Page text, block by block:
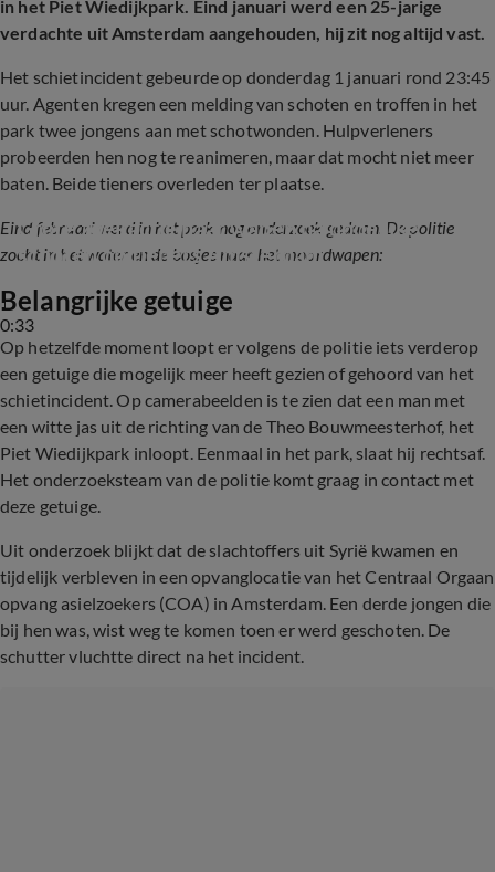
in het Piet Wiedijkpark. Eind januari werd een 25-jarige
verdachte uit Amsterdam aangehouden, hij zit nog altijd vast.
Het schietincident gebeurde op donderdag 1 januari rond 23:45
uur. Agenten kregen een melding van schoten en troffen in het
park twee jongens aan met schotwonden. Hulpverleners
probeerden hen nog te reanimeren, maar dat mocht niet meer
baten. Beide tieners overleden ter plaatse.
Eind februari werd in het park nog onderzoek gedaan. De politie
zocht in het water en de bosjes naar het moordwapen:
0:33
Grote zoekactie naar wapen na dodelijke
schoten op tieners Amsterdam
Belangrijke getuige
Op hetzelfde moment loopt er volgens de politie iets verderop
een getuige die mogelijk meer heeft gezien of gehoord van het
schietincident. Op camerabeelden is te zien dat een man met
een witte jas uit de richting van de Theo Bouwmeesterhof, het
Piet Wiedijkpark inloopt. Eenmaal in het park, slaat hij rechtsaf.
Het onderzoeksteam van de politie komt graag in contact met
deze getuige.
Uit onderzoek blijkt dat de slachtoffers uit Syrië kwamen en
tijdelijk verbleven in een opvanglocatie van het Centraal Orgaan
opvang asielzoekers (COA) in Amsterdam. Een derde jongen die
bij hen was, wist weg te komen toen er werd geschoten. De
schutter vluchtte direct na het incident.